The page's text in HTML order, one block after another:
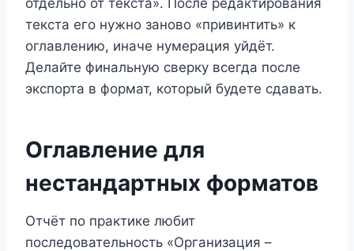
текста его нужно заново «привинтить» к
оглавлению, иначе нумерация уйдёт.
Делайте финальную сверку всегда после
экспорта в формат, который будете сдавать.
Оглавление для
нестандартных форматов
Отчёт по практике любит
последовательность «Организация –